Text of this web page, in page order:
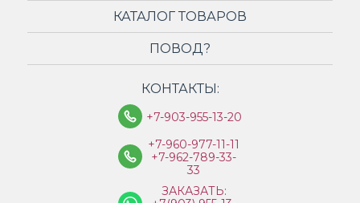
КАТАЛОГ ТОВАРОВ
ПОВОД?
КОНТАКТЫ:
+7-903-955-13-20
+7-960-977-11-11
+7-962-789-33-
33
ЗАКАЗАТЬ: